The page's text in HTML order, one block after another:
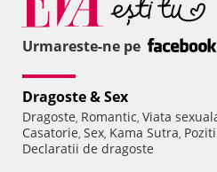
Urmareste-ne pe
Dragoste & Sex
Dragoste, Romantic, Viata
Casatorie, Sex, Kama Sutra,
Declaratii de dragoste